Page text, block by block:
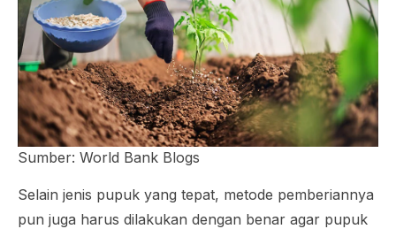
Sumber: World Bank Blogs
Selain jenis pupuk yang tepat, metode pemberiannya
pun juga harus dilakukan dengan benar agar pupuk